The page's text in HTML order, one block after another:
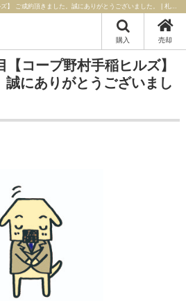
手稲区稲穂3条6丁目【コープ野村手稲ヒルズ】 ご成約頂きました。誠にありがとうございました。 | 札幌市・札幌近郊の不動産はセンチュリー21アルガホーム
購入 売却
コープ野村手稲ヒルズ】
誠にありがとうございまし